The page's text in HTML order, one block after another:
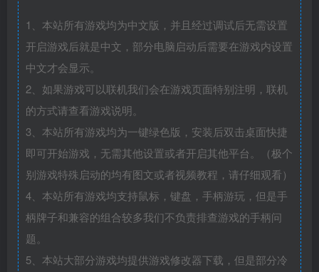
1、本站所有游戏均为中文版，并且经过调试后无需设置
开启游戏后就是中文，部分电脑启动后需要在游戏内设置
中文才会显示。
2、如果游戏可以联机我们会在游戏页面特别注明，联机
的方式请查看游戏说明。
3、本站所有游戏均为一键绿色版，安装后双击桌面快捷
即可开始游戏，无需其他设置或者开启其他平台。（极个
别游戏特殊启动的均有图文或者视频教程，请仔细观看）
4、本站所有游戏均支持鼠标，键盘，手柄游玩，但是手
柄牌子和兼容的组合较多我们不负责排查游戏的手柄问
题。
5、本站大部分游戏均提供游戏修改器下载，但是部分冷